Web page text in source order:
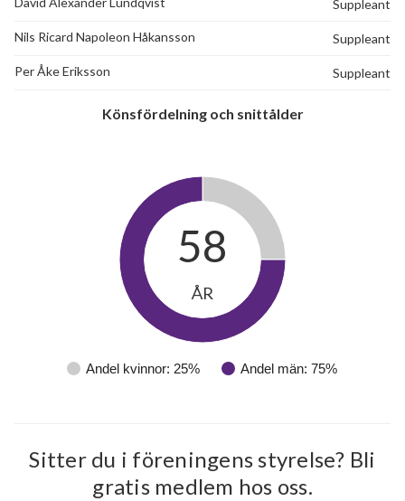
Suppleant
Nils Ricard Napoleon Håkansson Suppleant
Per Åke Eriksson Suppleant
Könsfördelning och snittålder
Andel kvinnor: 25% Andel män: 75%
58
ÅR
Sitter du i föreningens styrelse? Bli
gratis medlem hos oss.